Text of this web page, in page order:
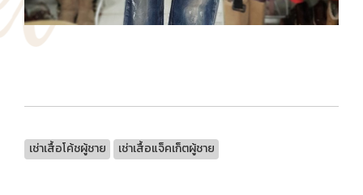
เช่าเสื้อโค้ชผู้ชาย เช่าเสื้อแจ็คเก็ตผู้ชาย